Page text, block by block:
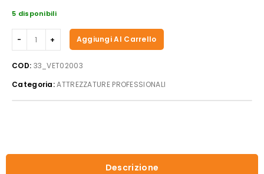
5 disponibili
Beckers
-
Vetrina
caldo
mod.
Aggiungi Al Carrello
COD: 33_VET02003
Categoria:ATTREZZATURE PROFESSIONALI
Descrizione